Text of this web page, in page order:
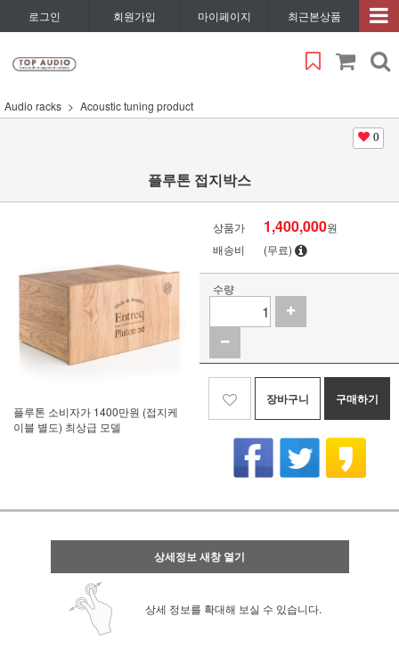
로그인 회원가입 마이페이지 최근본상품
Audio racks Acoustic tuning product
0
플루톤 접지박스
플루톤 소비자가 1400만원 (접지케
이블 별도) 최상급 모델
상품가 1,400,000원
배송비
(무료)
수량
장바구니 구매하기
상세정보 새창 열기
상세 정보를 확대해 보실 수 있습니다.